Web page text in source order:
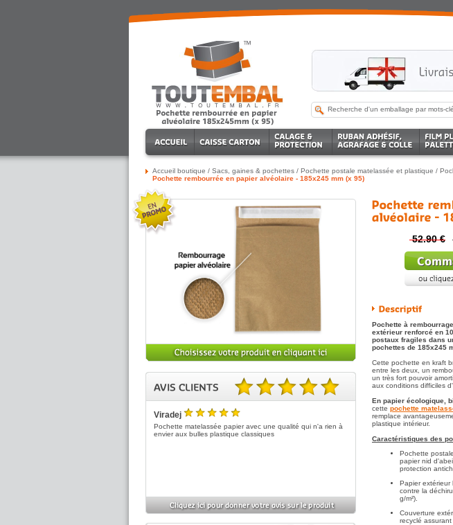
Accueil boutique / Sacs, gaines & pochettes / Pochette postale matelassée et plastique /
Pochette rembourrée en papier alvéolaire - 185x245 mm (x 95)
5.00 sur 5 basé sur 1 note(s).
Viradej
5
Pochette matelassée papier avec une qualité qui n'a rien à
envier aux bulles plastique classiques
52.90 €
Pochette à
extérieur renforcé en
postaux fragiles dans
pochettes de 185x245
Cette pochette en kraft
entre les deux, un
un très fort pouvoir
aux conditions difficiles
En papier écologique,
cette pochette
remplace
plastique intérieur.
Caractéristiques des
Pochette
papier nid
protection
Papier extérieur
contre la
g/m²).
Couverture
recyclé